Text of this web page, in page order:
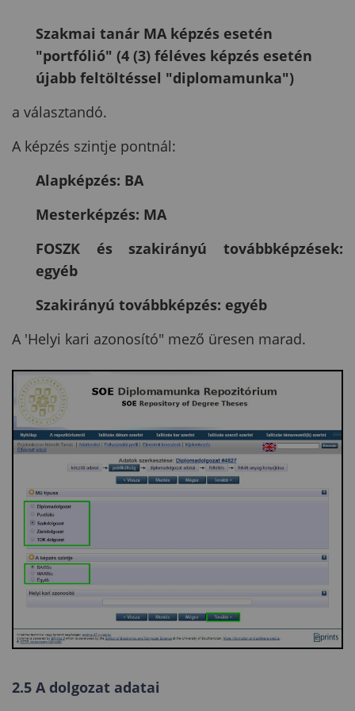
Szakmai tanár MA képzés esetén
"portfólió" (4 (3) féléves képzés esetén
újabb feltöltéssel "diplomamunka")
a választandó.
A képzés szintje pontnál:
Alapképzés: BA
Mesterképzés: MA
FOSZK és szakirányú továbbképzések:
egyéb
Szakirányú továbbképzés: egyéb
A 'Helyi kari azonosító" mező üresen marad.
2.5 A dolgozat adatai